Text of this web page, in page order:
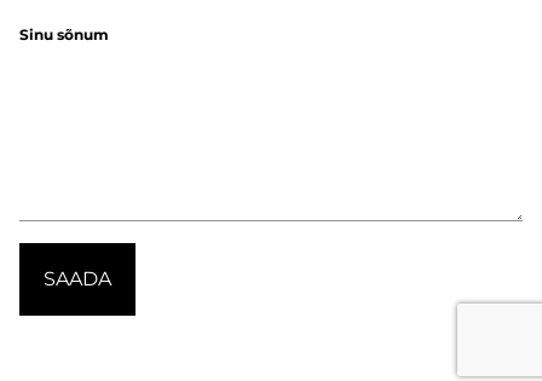
Sinu sõnum